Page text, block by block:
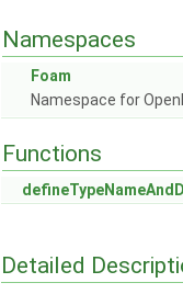
Namespaces
Foam
Namespace for
Functions
Detailed